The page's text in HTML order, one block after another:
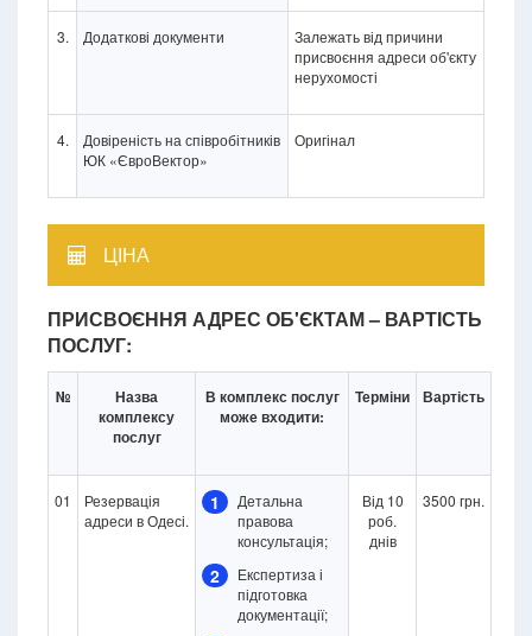
3. Додаткові документи
Залежать від причини
присвоєння адреси об'єкту
нерухомості
4.
Довіреність на співробітників
ЮК «ЄвроВектор»
Оригінал
ЦІНА
ПРИСВОЄННЯ АДРЕС ОБ'ЄКТАМ – ВАРТІСТЬ
ПОСЛУГ:
№
Назва
комплексу
послуг
В комплекс послуг
може входити:
Терміни Вартість
01
Резервація
адреси в Одесі.
1
Детальна
правова
консультація;
2
Експертиза і
підготовка
документації;
Від 10
роб.
днів
3500 грн.